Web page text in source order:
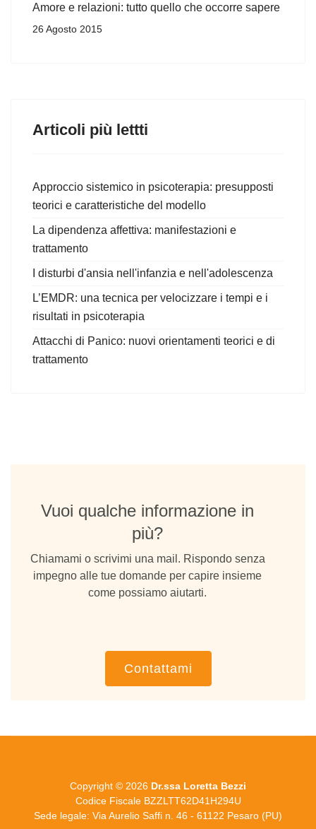
Amore e relazioni: tutto quello che occorre sapere
26 Agosto 2015
Articoli più lettti
Approccio sistemico in psicoterapia: presupposti
teorici e caratteristiche del modello
La dipendenza affettiva: manifestazioni e
trattamento
I disturbi d'ansia nell'infanzia e nell'adolescenza
L’EMDR: una tecnica per velocizzare i tempi e i
risultati in psicoterapia
Attacchi di Panico: nuovi orientamenti teorici e di
trattamento
Vuoi qualche informazione in
più?
Chiamami o scrivimi una mail. Rispondo senza
impegno alle tue domande per capire insieme
come possiamo aiutarti.
Contattami
Copyright © 2026 Dr.ssa Loretta Bezzi
Codice Fiscale BZZLTT62D41H294U
Sede legale: Via Aurelio Saffi n. 46 - 61122 Pesaro (PU)